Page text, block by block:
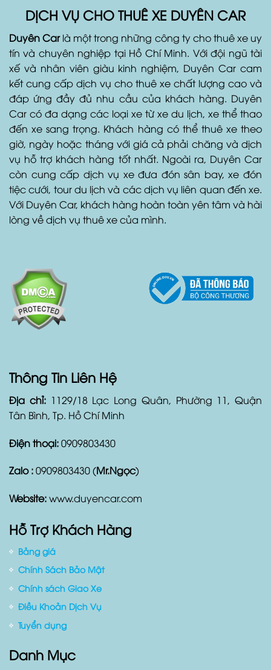
DỊCH VỤ CHO THUÊ XE DUYÊN CAR
Duyên Carlà một trong những công ty cho thuê xe uy
tín và chuyên nghiệp tại Hồ Chí Minh. Với đội ngũ tài
xế và nhân viên giàu kinh nghiệm, Duyên Car cam
kết cung cấp dịch vụ cho thuê xe chất lượng cao và
đáp ứng đầy đủ nhu cầu của khách hàng. Duyên
Car có đa dạng các loại xe từ xe du lịch, xe thể thao
đến xe sang trọng. Khách hàng có thể thuê xe theo
giờ, ngày hoặc tháng với giá cả phải chăng và dịch
vụ hỗ trợ khách hàng tốt nhất. Ngoài ra, Duyên Car
còn cung cấp dịch vụ xe đưa đón sân bay, xe đón
tiệc cưới, tour du lịch và các dịch vụ liên quan đến xe.
Với Duyên Car, khách hàng hoàn toàn yên tâm và hài
lòng về dịch vụ thuê xe của mình.
Thông Tin Liên Hệ
Địa chỉ: 1129/18 Lạc Long Quân, Phường 11, Quận
Tân Bình, Tp. Hồ Chí Minh
Điện thoại:0909803430
Zalo :0909803430 (Mr.Ngọc)
Website:www.duyencar.com
Hỗ Trợ Khách Hàng
Bảng giá
Chính Sách Bảo Mật
Chính sách Giao Xe
Điều Khoản Dịch Vụ
Tuyển dụng
Danh Mục